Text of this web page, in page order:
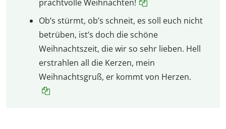
prachtvolle Weihnachten!
Ob’s stürmt, ob’s schneit, es soll euch nicht
betrüben, ist’s doch die schöne
Weihnachtszeit, die wir so sehr lieben. Hell
erstrahlen all die Kerzen, mein
Weihnachtsgruß, er kommt von Herzen.